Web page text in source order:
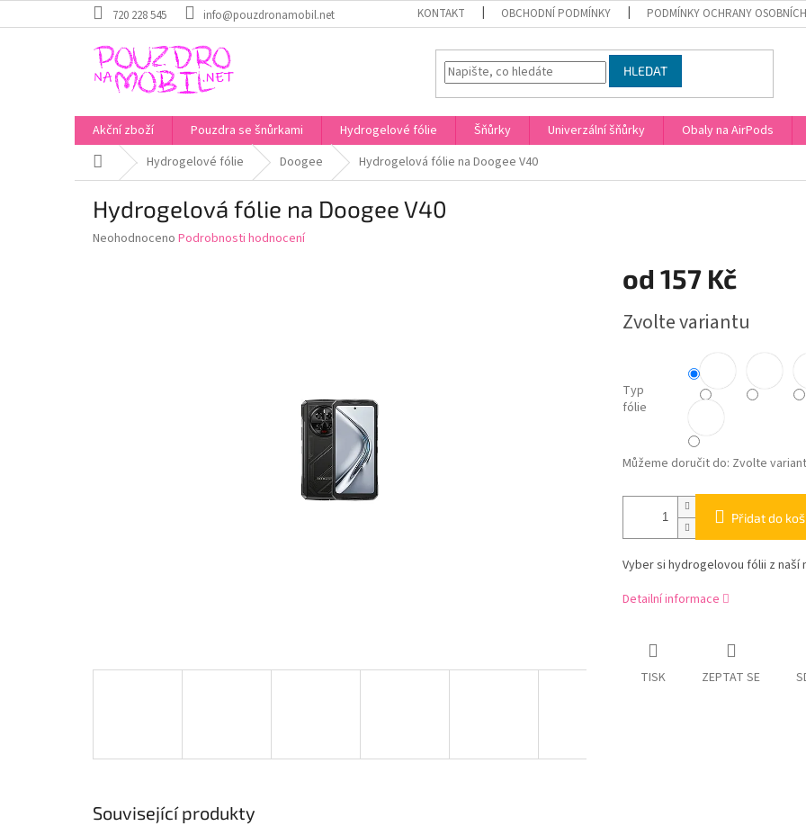
na
720 228 545 info@pouzdronamobil.net KONTAKT OBCHODNÍ PODMÍNKY PODMÍNKY OCHRANY OSOBNÍCH
HLEDAT
Akční zboží Pouzdra se šnůrkami Hydrogelové fólie Šňůrky Univerzální šňůrky Obaly na AirPods
Domů Hydrogelové fólie Doogee Hydrogelová fólie na Doogee V40
Hydrogelová fólie na Doogee V40
Průměrné
Neohodnoceno Podrobnosti hodnocení
od 157 Kč
cena:
Zvolte variantu
Typ
fólie
Můžeme doručit do: Zvolte
Přidat do
Vyber si hydrogelovou fólii z naší
Detailní informace
TISK ZEPTAT SE
Související produkty